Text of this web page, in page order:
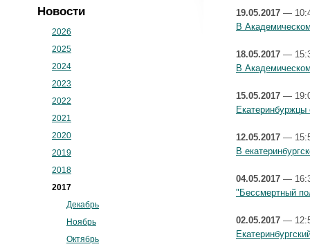
Новости
2026
2025
2024
2023
2022
2021
2020
2019
2018
2017
Декабрь
Ноябрь
Октябрь
19.05.2017 —
В
18.05.2017 —
В
15.05.2017 —
Екатеринбуржцы
12.05.2017 —
В
04.05.2017 —
"Бессмертный
02.05.2017 —